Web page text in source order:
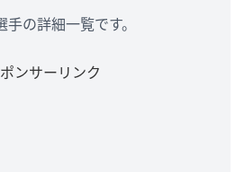
手の詳細一覧です。
ンサーリンク